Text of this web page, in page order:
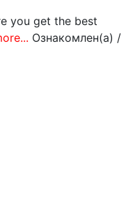
you get the best
Ознакомлен(а) /